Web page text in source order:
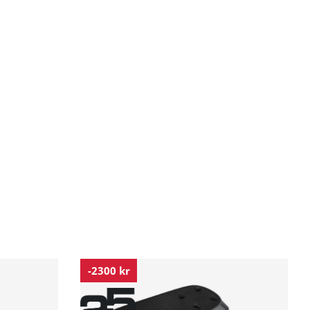
-2300 kr